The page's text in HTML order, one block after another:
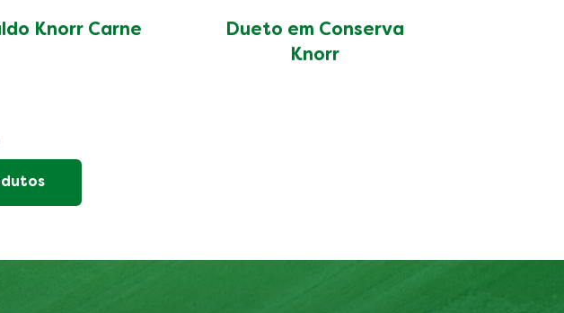
Knorr Carne
Dueto em Conserva
Knorr